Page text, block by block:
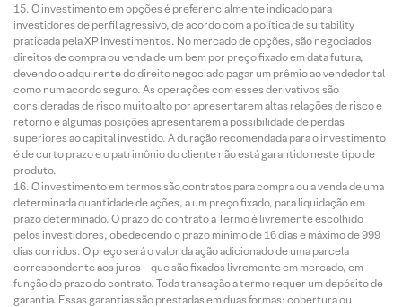
O investimento em opções é preferencialmente indicado para
investidores de perfil agressivo, de acordo com a política de suitability
praticada pela XP Investimentos. No mercado de opções, são negociados
direitos de compra ou venda de um bem por preço fixado em data futura,
devendo o adquirente do direito negociado pagar um prêmio ao vendedor tal
como num acordo seguro. As operações com esses derivativos são
consideradas de risco muito alto por apresentarem altas relações de risco e
retorno e algumas posições apresentarem a possibilidade de perdas
superiores ao capital investido. A duração recomendada para o investimento
é de curto prazo e o patrimônio do cliente não está garantido neste tipo de
produto.
O investimento em termos são contratos para compra ou a venda de uma
determinada quantidade de ações, a um preço fixado, para liquidação em
prazo determinado. O prazo do contrato a Termo é livremente escolhido
pelos investidores, obedecendo o prazo mínimo de 16 dias e máximo de 999
dias corridos. O preço será o valor da ação adicionado de uma parcela
correspondente aos juros – que são fixados livremente em mercado, em
função do prazo do contrato. Toda transação a termo requer um depósito de
garantia. Essas garantias são prestadas em duas formas: cobertura ou